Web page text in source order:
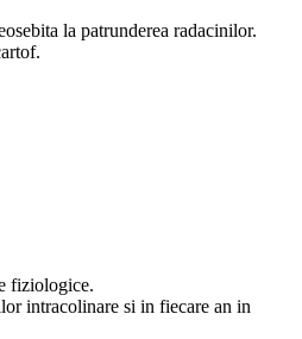
la patrunderea radacinilor.
fiziologice.
intracolinare si in fiecare an in